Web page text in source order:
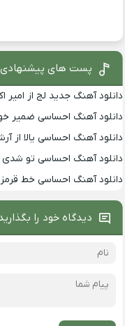
پست های پیشنهادی
دانلود آهنگ جدید لج از امیر
دانلود آهنگ احساسی ضمیر
دانلود آهنگ احساسی یالا از
دانلود آهنگ احساسی تو شدی
دانلود آهنگ احساسی خط
دیدگاه خود را